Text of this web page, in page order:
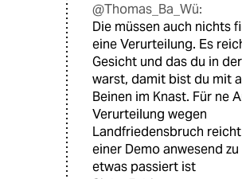
@Thomas_Ba_Wü:
Die müssen auch nichts
eine Verurteilung. Es
Gesicht und das du in
warst, damit bist du mit
Beinen im Knast. Für ne
Verurteilung wegen
Landfriedensbruch
einer Demo anwesend
etwas passiert ist